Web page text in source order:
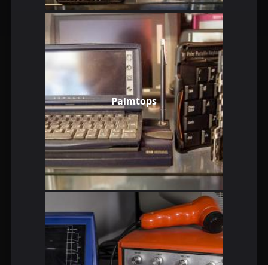
Palmtops